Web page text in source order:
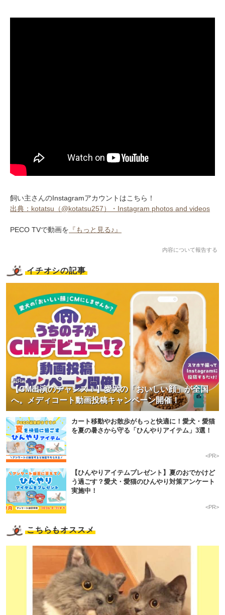
飼い主さんのInstagramアカウントはこちら！
出典：kotatsu（@kotatsu257）・Instagram photos and videos
PECO TVで動画を 『もっと見る♪』
内容について報告する
イチオシの記事
【CM出演のチャンス！】愛犬の「おいしい顔」が全国
へ。メディコート動画投稿キャンペーン開催！
<PR>
カート移動やお散歩がもっと快適に！愛犬・愛猫
を夏の暑さから守る「ひんやりアイテム」3選！
<PR>
【ひんやりアイテムプレゼント】夏のおでかけど
う過ごす？愛犬・愛猫のひんやり対策アンケート
実施中！
<PR>
こちらもオススメ